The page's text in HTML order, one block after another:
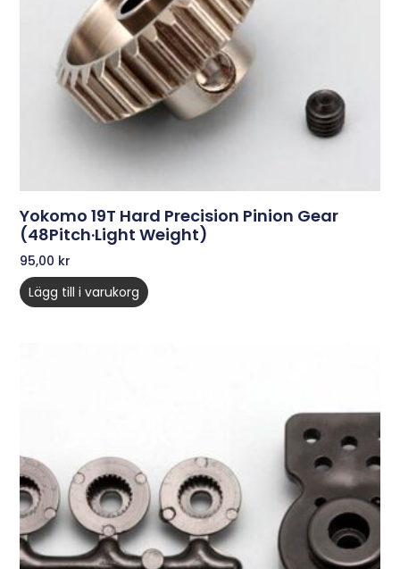
Yokomo 19T Hard Precision Pinion Gear
(48Pitch·Light Weight)
95,00 kr
Lägg till i varukorg